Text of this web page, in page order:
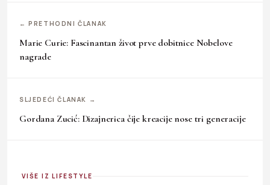
← PRETHODNI ČLANAK
Marie Curie: Fascinantan život prve dobitnice Nobelove
nagrade
SLJEDEĆI ČLANAK →
Gordana Zucić: Dizajnerica čije kreacije nose tri generacije
VIŠE IZ LIFESTYLE